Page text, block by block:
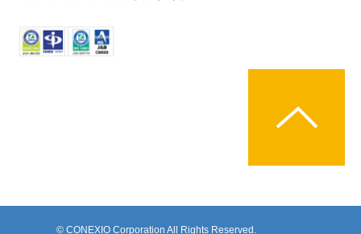
© CONEXIO Corporation All Rights Reserved.